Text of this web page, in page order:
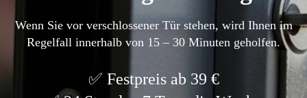
Wenn Sie vor verschlossener Tür stehen, wird Ihnen im
Regelfall innerhalb von 15 – 30 Minuten geholfen.
Festpreis ab 39 €